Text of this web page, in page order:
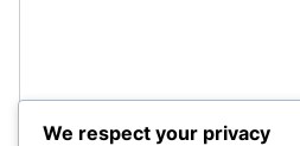
We respect your privacy